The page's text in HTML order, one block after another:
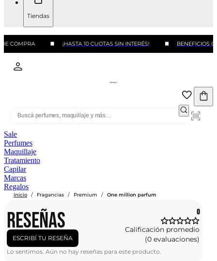
Tiendas
COMPRA ¡HASTA 10 CUOTAS SIN INTERÉS! BENEFICIOS
Sale
Perfumes
Maquillaje
Tratamiento
Capilar
Marcas
Regalos
Inicio / Fragancias / Premium / One million parfum
RESEÑAS
ESCRIBÍ TU RESEÑA
0
Calificación promedio
(0 evaluaciones)
Lo sentimos. Aún no hay reseñas para este producto.